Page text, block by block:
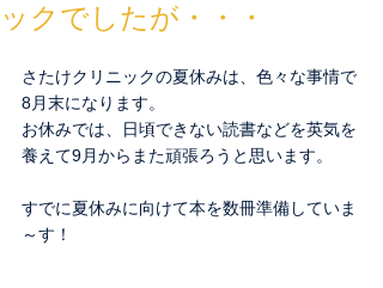
ックでしたが・・・
さたけクリニックの夏休みは、色々な事情で
8月末になります。
お休みでは、日頃できない読書などを英気を
養えて9月からまた頑張ろうと思います。
すでに夏休みに向けて本を数冊準備していま
～す！